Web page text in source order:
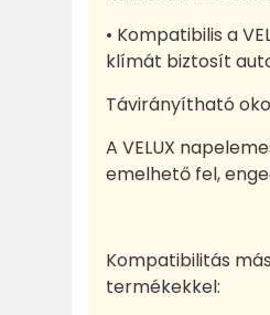
• Kompatibilis a
klímát biztosít
Távirányítható
A VELUX
emelhető fel,
Kompatibilitás
termékekkel: